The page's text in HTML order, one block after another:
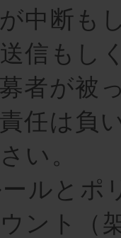
中断も
信もし
者が被
任は負
い。
ルとポ
ント（